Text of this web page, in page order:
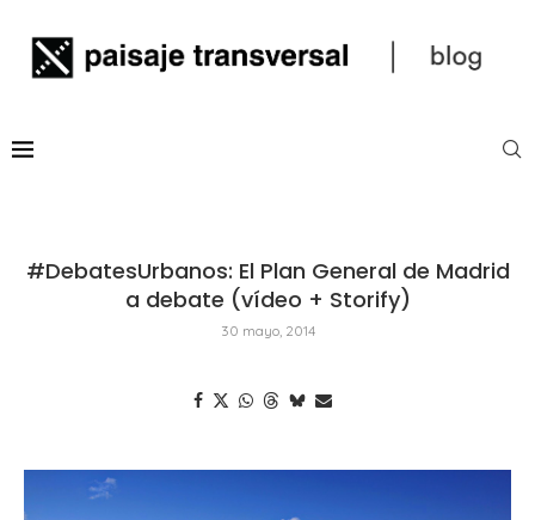
#DebatesUrbanos: El Plan General de Madrid
a debate (vídeo + Storify)
30 mayo, 2014